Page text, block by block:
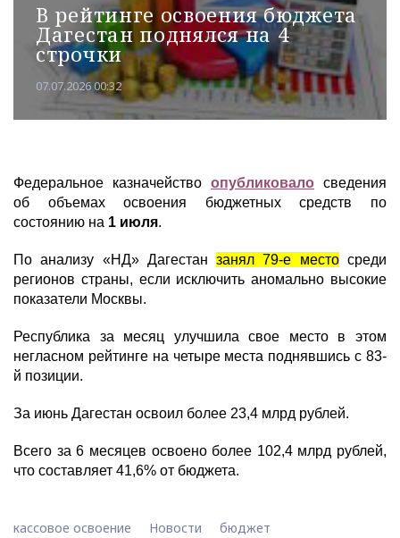
или через соц. сети
В рейтинге освоения бюджета
Дагестан поднялся на 4
строчки
07.07.2026 00:32
Федеральное казначейство опубликовало сведения
об объемах освоения бюджетных средств по
состоянию на 1 июля.
По анализу «НД» Дагестанзанял 79-е местосреди
регионов страны, если исключить аномально высокие
показатели Москвы.
Республика за месяц улучшила свое место в этом
негласном рейтинге на четыре места поднявшись с 83-
й позиции.
За июнь Дагестан освоил более 23,4 млрд рублей.
Всего за 6 месяцев освоено более 102,4 млрд рублей,
что составляет 41,6% от бюджета.
кассовое освоение Новости бюджет